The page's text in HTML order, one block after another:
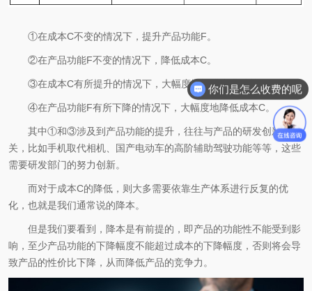
①在成本C不变的情况下，提升产品功能F。
②在产品功能F不变的情况下，降低成本C。
③在成本C有所提升的情况下，大幅度地提升产品功能F。
④在产品功能F有所下降的情况下，大幅度地降低成本C。
其中①和③涉及到产品功能的提升，往往与产品的研发创新有
关，比如手机取代相机、国产电动车的高阶辅助驾驶功能等等，这些
需要研发部门的努力创新。
而对于成本C的降低，则大多需要依靠生产体系进行反复的优
化，也就是我们通常说的降本。
但是我们要看到，降本是有前提的，即产品的功能性不能受到影
响，至少产品功能的下降幅度不能超过成本的下降幅度，否则将会导
致产品的性价比下降，从而降低产品的竞争力。
你们是怎么收费的呢